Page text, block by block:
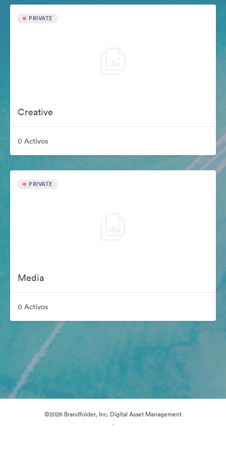
PRIVATE
Creative
0 Activos
PRIVATE
Media
0 Activos
©2026 Brandfolder, Inc. Digital Asset Management
·